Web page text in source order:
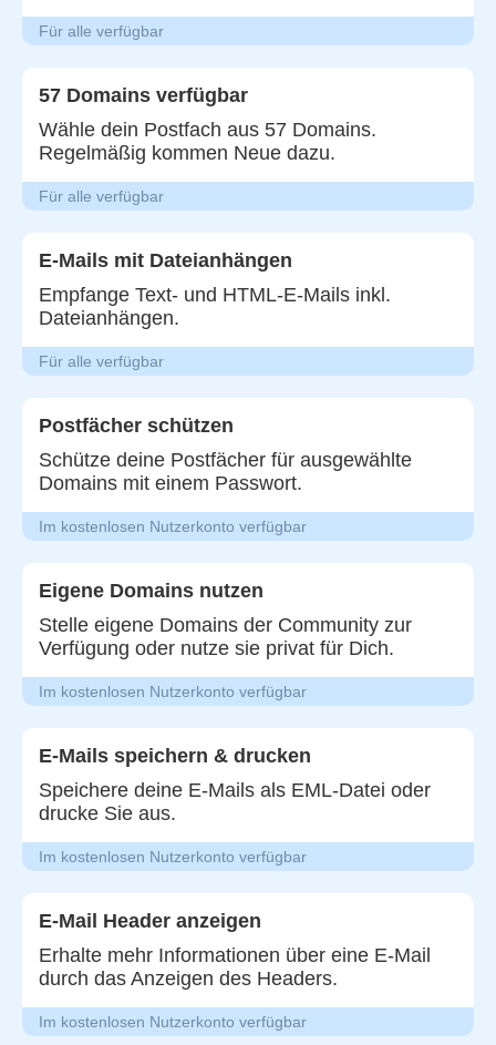
Für alle verfügbar
57 Domains verfügbar
Wähle dein Postfach aus 57 Domains.
Regelmäßig kommen Neue dazu.
Für alle verfügbar
E-Mails mit Dateianhängen
Empfange Text- und HTML-E-Mails inkl.
Dateianhängen.
Für alle verfügbar
Postfächer schützen
Schütze deine Postfächer für ausgewählte
Domains mit einem Passwort.
Im kostenlosen Nutzerkonto verfügbar
Eigene Domains nutzen
Stelle eigene Domains der Community zur
Verfügung oder nutze sie privat für Dich.
Im kostenlosen Nutzerkonto verfügbar
E-Mails speichern & drucken
Speichere deine E-Mails als EML-Datei oder
drucke Sie aus.
Im kostenlosen Nutzerkonto verfügbar
E-Mail Header anzeigen
Erhalte mehr Informationen über eine E-Mail
durch das Anzeigen des Headers.
Im kostenlosen Nutzerkonto verfügbar